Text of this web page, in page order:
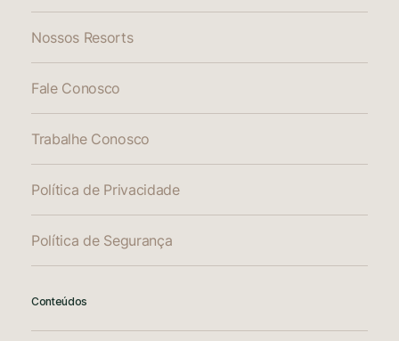
Nossos Resorts
Fale Conosco
Trabalhe Conosco
Política de Privacidade
Política de Segurança
Conteúdos